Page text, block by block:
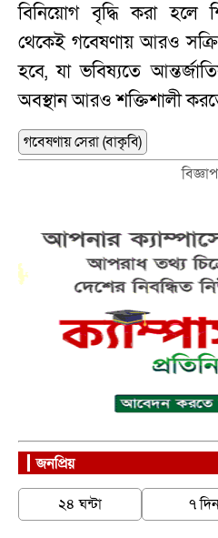
বিনিয়োগ বৃদ্ধি করা হলে
থেকেই গবেষণায় আরও
হবে, যা ভবিষ্যতে
অবস্থান আরও শক্তিশালী
গবেষণায় সেরা (বাকৃবি)
জনপ্রিয়
২৪ ঘন্টা ৭ দিন